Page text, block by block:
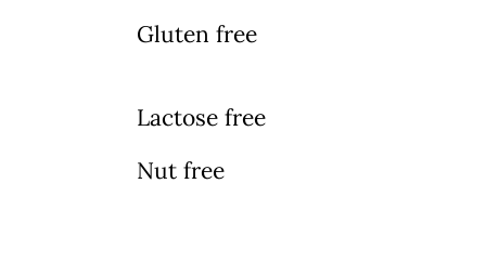
Gluten free
Lactose free
Nut free